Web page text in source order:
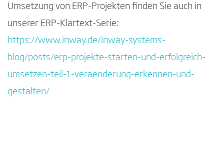
Umsetzung von ERP-Projekten finden Sie auch in
unserer ERP-Klartext-Serie:
https://www.inway.de/inway-systems-
blog/posts/erp-projekte-starten-und-erfolgreich-
umsetzen-teil-1-veraenderung-erkennen-und-
gestalten/